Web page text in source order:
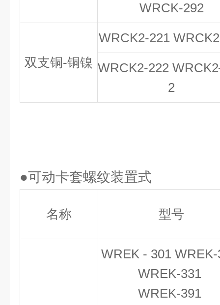
WRCK-292
双支铜-铜镍
WRCK2-221
WRCK2-222
2
●可动卡套螺纹装置式
名称 型号
WREK - 301
WREK-331
WREK-391